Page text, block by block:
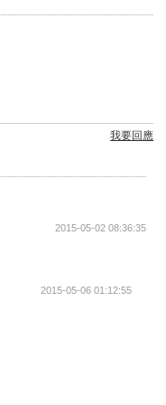
我要回應
2015-05-02 08:36:35
2015-05-06 01:12:55